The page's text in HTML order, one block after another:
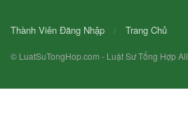
Thành Viên Đăng Nhập Trang Chủ
© LuatSuTongHop.com - Luật Sư Tổng Hợp